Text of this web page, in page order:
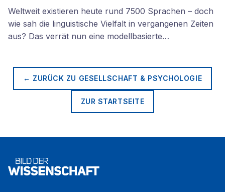
Weltweit existieren heute rund 7500 Sprachen – doch
wie sah die linguistische Vielfalt in vergangenen Zeiten
aus? Das verrät nun eine modellbasierte…
← ZURÜCK ZU GESELLSCHAFT & PSYCHOLOGIE
ZUR STARTSEITE